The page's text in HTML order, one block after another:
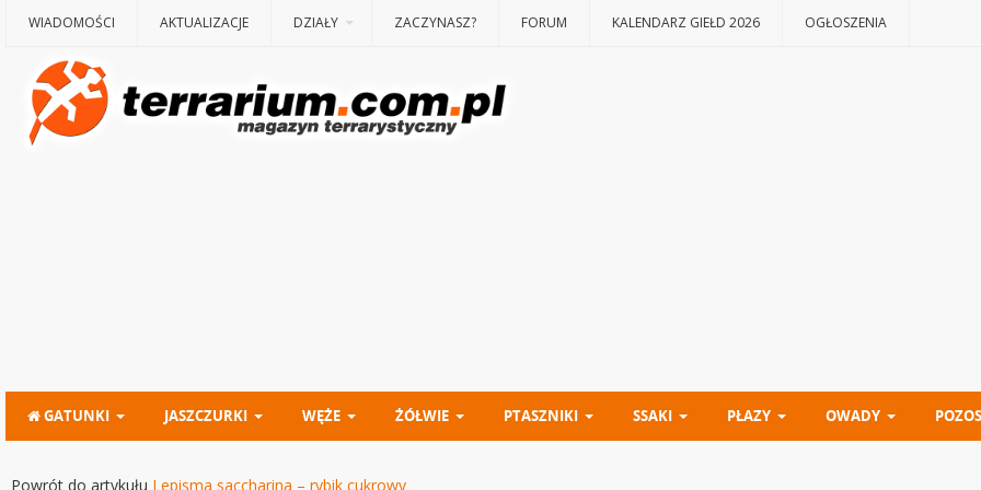
WIADOMOŚCI AKTUALIZACJE DZIAŁY ZACZYNASZ? FORUM KALENDARZ GIEŁD 2026 OGŁOSZENIA
GATUNKI JASZCZURKI WĘŻE ŻÓŁWIE PTASZNIKI SSAKI PŁAZY OWADY
Powrót do artykułu Lepisma saccharina – rybik cukrowy